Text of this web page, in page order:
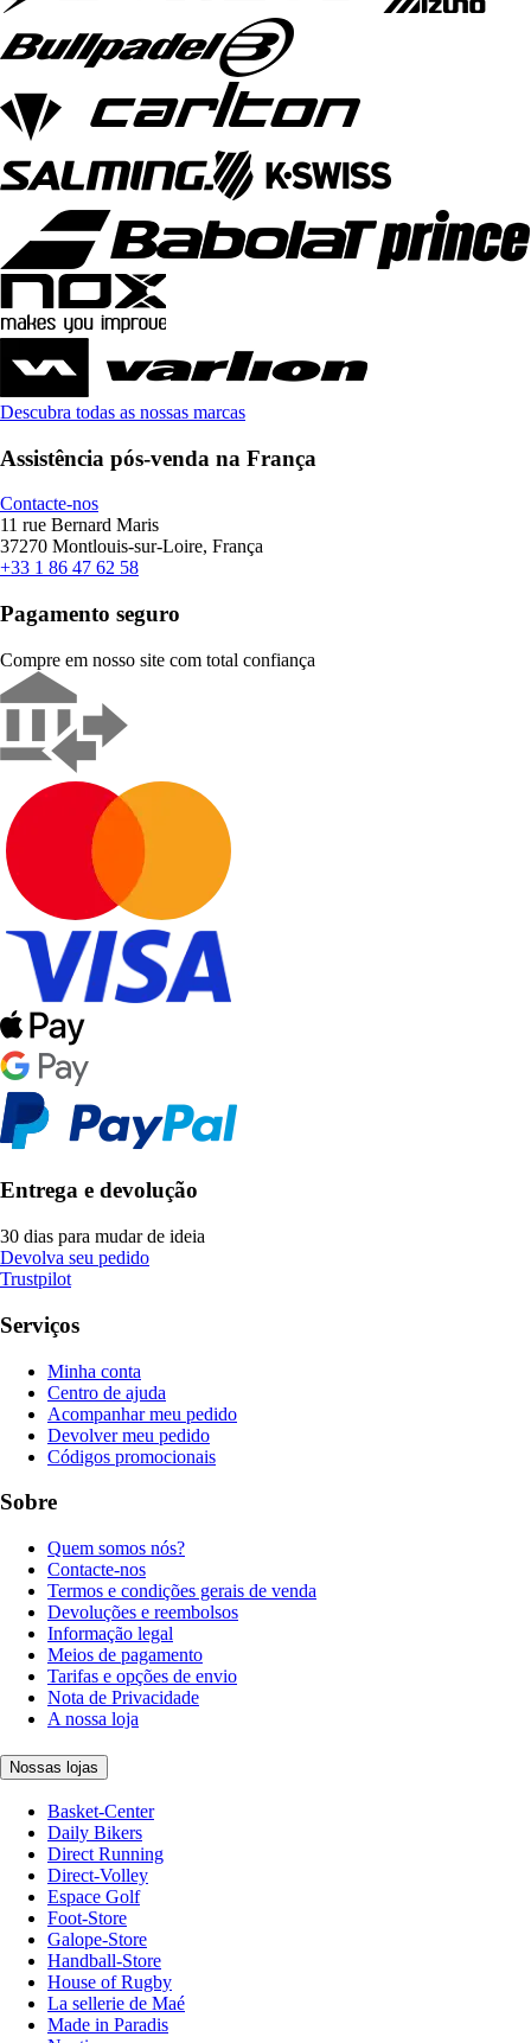
Descubra todas as nossas marcas
Assistência pós-venda na França
Contacte-nos
11 rue Bernard Maris
37270 Montlouis-sur-Loire, França
+33 1 86 47 62 58
Pagamento seguro
Compre em nosso site com total confiança
Entrega e devolução
30 dias para mudar de ideia
Devolva seu pedido
Trustpilot
Serviços
Minha conta
Centro de ajuda
Acompanhar meu pedido
Devolver meu pedido
Códigos promocionais
Sobre
Quem somos nós?
Contacte-nos
Termos e condições gerais de venda
Devoluções e reembolsos
Informação legal
Meios de pagamento
Tarifas e opções de envio
Nota de Privacidade
A nossa loja
Nossas lojas
Basket-Center
Daily Bikers
Direct Running
Direct-Volley
Espace Golf
Foot-Store
Galope-Store
Handball-Store
House of Rugby
La sellerie de Maé
Made in Paradis